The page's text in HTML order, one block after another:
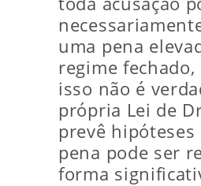
uma pena
regime fechado,
isso não é
própria Lei de
prevê hipóteses
pena pode ser
forma